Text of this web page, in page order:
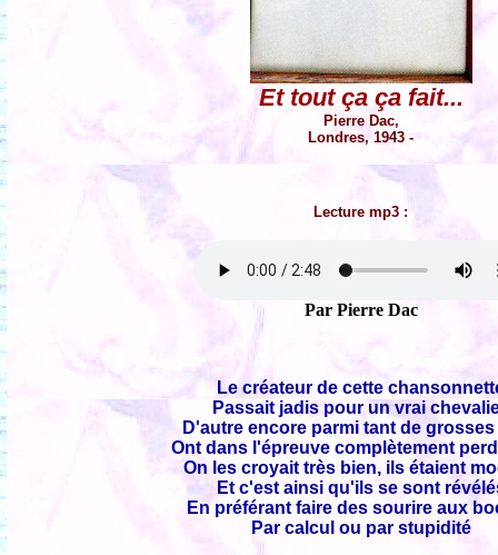
Et tout ça ça fait...
Pierre Dac,
Londres, 1943 -
Lecture mp3 :
Par Pierre Dac
Le créateur de cette
Passait jadis pour un vrai
D'autre encore parmi tant de
Ont dans l'épreuve complètement
On les croyait très bien, ils étaient
Et c'est ainsi qu'ils se sont
En préférant faire des sourire aux
Par calcul ou par stupidité